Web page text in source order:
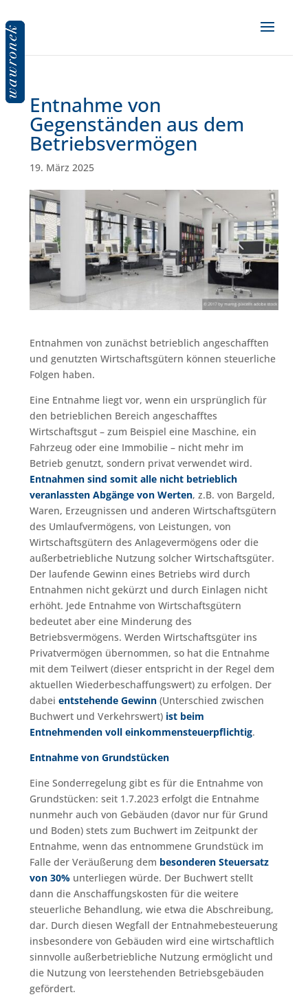
Entnahme von
Gegenständen aus dem
Betriebsvermögen
19. März 2025
Entnahmen von zunächst betrieblich angeschafften
und genutzten Wirtschaftsgütern können steuerliche
Folgen haben.
Eine Entnahme liegt vor, wenn ein ursprünglich für
den betrieblichen Bereich angeschafftes
Wirtschaftsgut – zum Beispiel eine Maschine, ein
Fahrzeug oder eine Immobilie – nicht mehr im
Betrieb genutzt, sondern privat verwendet wird.
Entnahmen sind somit alle nicht betrieblich
veranlassten Abgänge von Werten, z.B. von Bargeld,
Waren, Erzeugnissen und anderen Wirtschaftsgütern
des Umlaufvermögens, von Leistungen, von
Wirtschaftsgütern des Anlagevermögens oder die
außerbetriebliche Nutzung solcher Wirtschaftsgüter.
Der laufende Gewinn eines Betriebs wird durch
Entnahmen nicht gekürzt und durch Einlagen nicht
erhöht. Jede Entnahme von Wirtschaftsgütern
bedeutet aber eine Minderung des
Betriebsvermögens. Werden Wirtschaftsgüter ins
Privatvermögen übernommen, so hat die Entnahme
mit dem Teilwert (dieser entspricht in der Regel dem
aktuellen Wiederbeschaffungswert) zu erfolgen. Der
dabei entstehende Gewinn(Unterschied zwischen
Buchwert und Verkehrswert) ist beim
Entnehmenden voll einkommensteuerpflichtig.
Entnahme von Grundstücken
Eine Sonderregelung gibt es für die Entnahme von
Grundstücken: seit 1.7.2023 erfolgt die Entnahme
nunmehr auch von Gebäuden (davor nur für Grund
und Boden) stets zum Buchwert im Zeitpunkt der
Entnahme, wenn das entnommene Grundstück im
Falle der Veräußerung dem besonderen Steuersatz
von 30%unterliegen würde. Der Buchwert stellt
dann die Anschaffungskosten für die weitere
steuerliche Behandlung, wie etwa die Abschreibung,
dar. Durch diesen Wegfall der Entnahmebesteuerung
insbesondere von Gebäuden wird eine wirtschaftlich
sinnvolle außerbetriebliche Nutzung ermöglicht und
die Nutzung von leerstehenden Betriebsgebäuden
gefördert.